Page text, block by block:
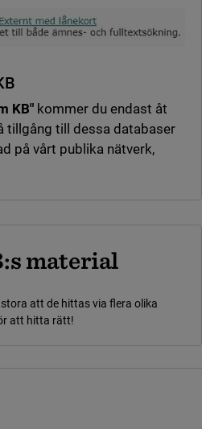
KB" kommer du endast åt
tillgång till dessa databaser
på vårt publika nätverk,
material
att de hittas via flera olika
att hitta rätt!